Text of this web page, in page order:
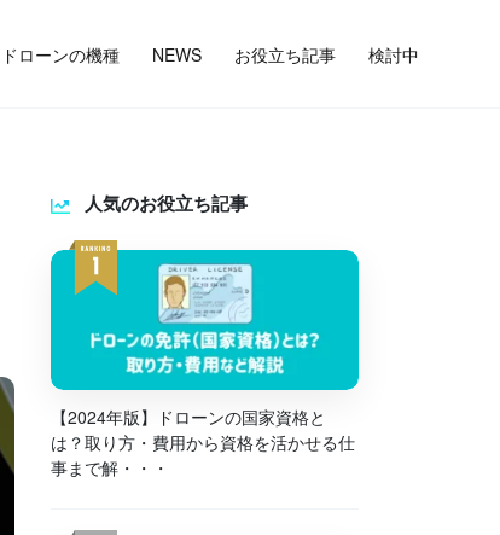
ドローンの機種 NEWS お役立ち記事 検討中
人気のお役立ち記事
【2024年版】ドローンの国家資格と
は？取り方・費用から資格を活かせる仕
事まで解・・・